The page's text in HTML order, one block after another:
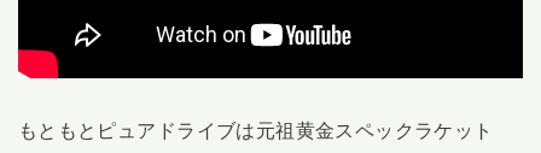
もともとピュアドライブは元祖黄金スペックラケット